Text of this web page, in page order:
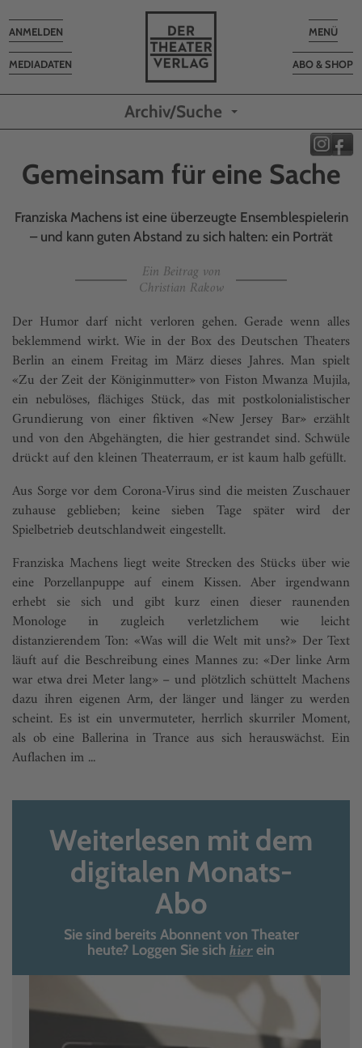
Toggle
MENÜ
ABO & SHOP
MEDIADATEN
Toggle
navigation
ANMELDEN
Archiv/Suche
Gemeinsam für eine Sache
Franziska Machens ist eine überzeugte Ensemblespielerin
– und kann guten Abstand zu sich halten: ein Porträt
Ein Beitrag von
Christian Rakow
Der Humor darf nicht verloren gehen. Gerade wenn alles
beklemmend wirkt. Wie in der Box des Deutschen Theaters
Berlin an einem Freitag im März dieses Jahres. Man spielt
«Zu der Zeit der Königinmutter» von Fiston Mwanza Mujila,
ein nebulöses, flächiges Stück, das mit postkolonialistischer
Grundierung von einer fiktiven «New Jersey Bar» erzählt
und von den Abgehängten, die hier gestrandet sind. Schwüle
drückt auf den kleinen Theaterraum, er ist kaum halb gefüllt.
Aus Sorge vor dem Corona-Virus sind die meisten Zuschauer
zuhause geblieben; keine sieben Tage später wird der
Spielbetrieb deutschlandweit eingestellt.
Franziska Machens liegt weite Strecken des Stücks über wie
eine Porzellanpuppe auf einem Kissen. Aber irgendwann
erhebt sie sich und gibt kurz einen dieser raunenden
Monologe in zugleich verletzlichem wie leicht
distanzierendem Ton: «Was will die Welt mit uns?» Der Text
läuft auf die Beschreibung eines Mannes zu: «Der linke Arm
war etwa drei Meter lang» – und plötzlich schüttelt Machens
dazu ihren eigenen Arm, der länger und länger zu werden
scheint. Es ist ein unvermuteter, herrlich skurriler Moment,
als ob eine Ballerina in Trance aus sich herauswächst. Ein
Auflachen im ...
Weiterlesen mit dem
digitalen Monats-
Abo
Sie sind bereits Abonnent von Theater
heute? Loggen Sie sich hierein